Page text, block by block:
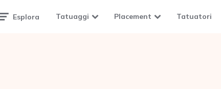
Esplora Tatuaggi Placement Tatuatori